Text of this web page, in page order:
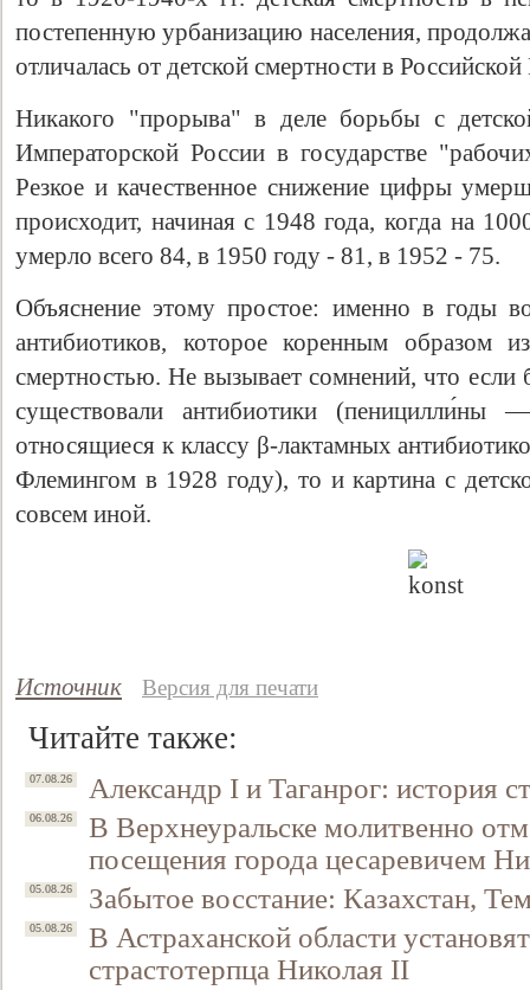
постепенную урбанизацию населения,
отличалась от детской смертности в
Никакого "прорыва" в деле борьбы с
Императорской России в государстве
Резкое и качественное снижение цифры
происходит, начиная с 1948 года, когда на
умерло всего 84, в 1950 году - 81, в 1952 - 75.
Объяснение этому простое: именно в годы
антибиотиков, которое коренным образом
смертностью. Не вызывает сомнений, что
существовали антибиотики (пеницилли́ны —
относящиеся к классу β-лактамных
Флемингом в 1928 году), то и картина с
совсем иной.
Источник Версия для печати
Читайте также:
07.08.26 Александр I и Таганрог: история
06.08.26
В Верхнеуральске молитвенно
посещения города цесаревичем
05.08.26 Забытое восстание: Казахстан,
05.08.26
В Астраханской области
страстотерпца Николая II